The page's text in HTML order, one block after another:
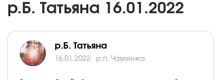
р.Б. Татьяна 16.01.2022
р.Б. Татьяна
16.01.2022 р.п. Чамзинка